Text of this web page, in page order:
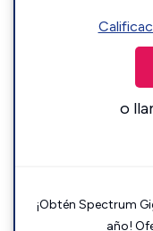
o
¡Obtén Spectrum
año!